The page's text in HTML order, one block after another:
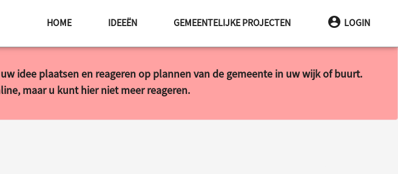
HOME IDEEËN GEMEENTELIJKE PROJECTEN LOGIN
idee plaatsen en reageren op plannen van de gemeente in uw wijk of buurt.
maar u kunt hier niet meer reageren.